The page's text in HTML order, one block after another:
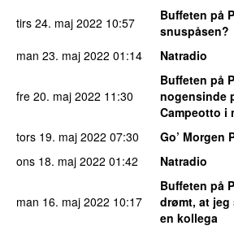
tirs 24. maj 2022 10:57 Buffeten på
snuspåsen?
man 23. maj 2022 01:14 Natradio
fre 20. maj 2022 11:30
Buffeten på
nogensinde
Campeotto i
tors 19. maj 2022 07:30
Go’ Morgen
ons 18. maj 2022 01:42 Natradio
man 16. maj 2022 10:17
Buffeten på
drømt, at
en kollega